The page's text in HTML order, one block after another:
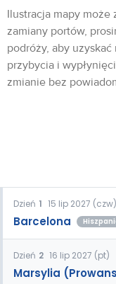
Ilustracja mapy
zamiany portów,
podróży, aby
przybycia i
zmianie bez
Dzień 1 15 lip 2027 (czw)
Barcelona
Dzień 2 16 lip 2027 (pt)
Marsylia